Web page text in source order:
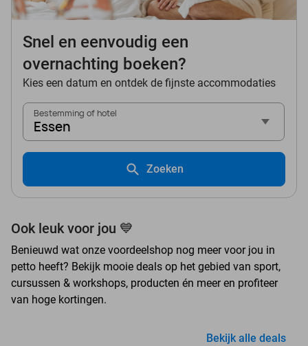
Snel en eenvoudig een
overnachting boeken?
Kies een datum en ontdek de fijnste accommodaties
Bestemming of hotel
Essen
Zoeken
Ook leuk voor jou 💙
Benieuwd wat onze voordeelshop nog meer voor jou in
petto heeft? Bekijk mooie deals op het gebied van sport,
cursussen & workshops, producten én meer en profiteer
van hoge kortingen.
Bekijk alle deals